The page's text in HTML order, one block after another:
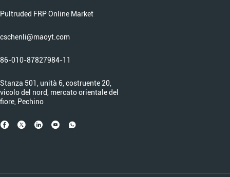
Pultruded FRP Online Market
cschenli@maoyt.com
86-010-87827984-11
Stanza 501, unità 6, costruente 20,
vicolo del nord, mercato orientale del
fiore, Pechino